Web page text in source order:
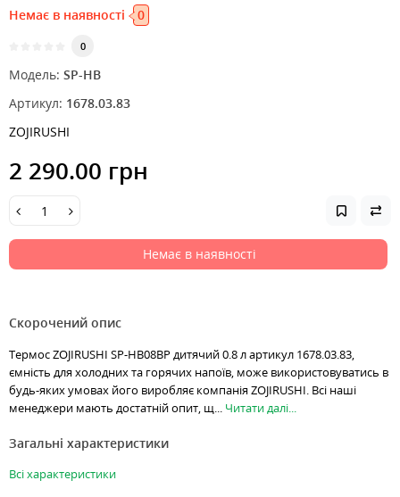
Немає в наявності 0
0
Модель: SP-HB
Артикул: 1678.03.83
ZOJIRUSHI
2 290.00 грн
Немає в наявності
Скорочений опис
Термос ZOJIRUSHI SP-HB08BP дитячий 0.8 л артикул 1678.03.83,
ємність для холодних та горячих напоїв, може використовуватись в
будь-яких умовах його виробляє компанія ZOJIRUSHI. Всі наші
менеджери мають достатній опит, щ... Читати далі...
Загальні характеристики
Всі характеристики